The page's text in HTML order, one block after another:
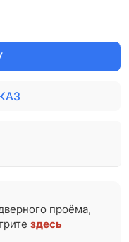
проёма,
здесь